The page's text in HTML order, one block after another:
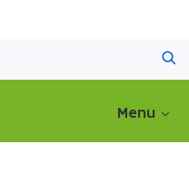
Menu